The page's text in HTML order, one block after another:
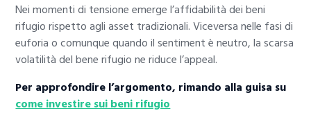
Nei momenti di tensione emerge l’affidabilità dei beni
rifugio rispetto agli asset tradizionali. Viceversa nelle fasi di
euforia o comunque quando il sentiment è neutro, la scarsa
volatilità del bene rifugio ne riduce l’appeal.
Per approfondire l’argomento, rimando alla guisa su
come investire sui beni rifugio